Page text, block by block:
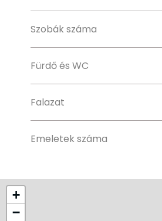
Szobák száma
Fürdő és WC
Falazat
Emeletek száma
+
−